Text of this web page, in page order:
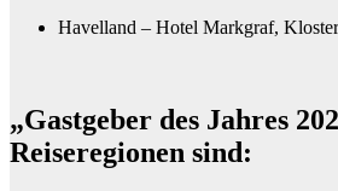
Havelland – Hotel Markgraf,
„Gastgeber des Jahres
Reiseregionen sind: